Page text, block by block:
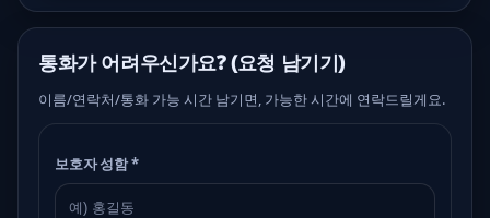
통화가 어려우신가요? (요청 남기기)
이름/연락처/통화 가능 시간 남기면, 가능한 시간에 연락드릴게요.
보호자 성함 *